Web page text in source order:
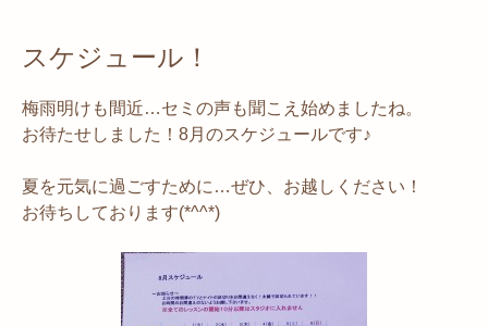
スケジュール！
梅雨明けも間近…セミの声も聞こえ始めましたね。
お待たせしました！8月のスケジュールです♪
夏を元気に過ごすために…ぜひ、お越しください！
お待ちしております(*^^*)